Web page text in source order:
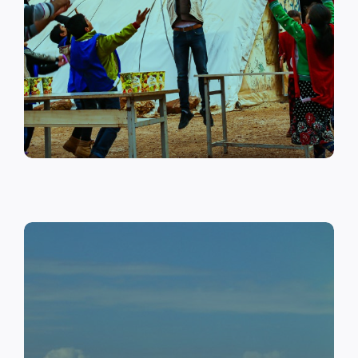
على أهمية حماية الطفل وإنشاء
مراكز لبناء القدرات والتوعية
الصحية والنفسية.
اقرأ المزيد